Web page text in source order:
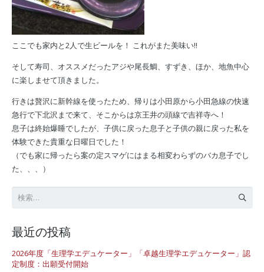
ここでも家内と2人で生ビールを！ これがまた美味い‼︎
そして寿司、オススメだったアジや尾長鯛、すずき、ほか、地魚中心
に楽しませて頂きました。
行きは贅沢に新幹線を使ったため、帰りは小田原から小田急線の快速
急行で下北沢まで来て、そこからは京王井の頭線で吉祥寺へ！
息子は終始爆睡でしたが、子供に戻った息子と子供の親に戻った私を
体験できた貴重な日曜日でした！
（でも家に帰ったら案の定スマゲにはまる相変わらずのバカ息子でし
た、、、
）
最近の投稿
2026年度「生理学エデュケーター」「卓越生理学エデュケーター」認
定制度：出願受付開始